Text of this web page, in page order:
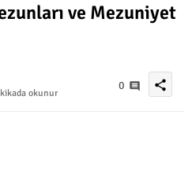
ve Mezuniyet
okunur
0 share